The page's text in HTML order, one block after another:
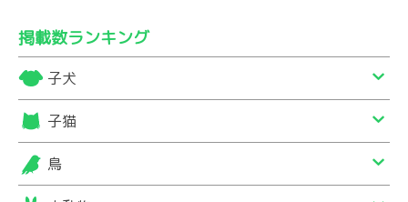
掲載数ランキング
子犬
子猫
鳥